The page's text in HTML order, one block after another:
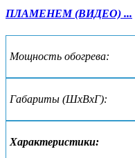
ПЛАМЕНЕМ (ВИДЕО) ...
Мощность обогрева:
Габариты (ШxВxГ):
Характеристики: